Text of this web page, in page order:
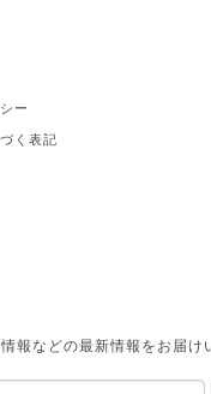
ー
く表記
報などの最新情報をお届け